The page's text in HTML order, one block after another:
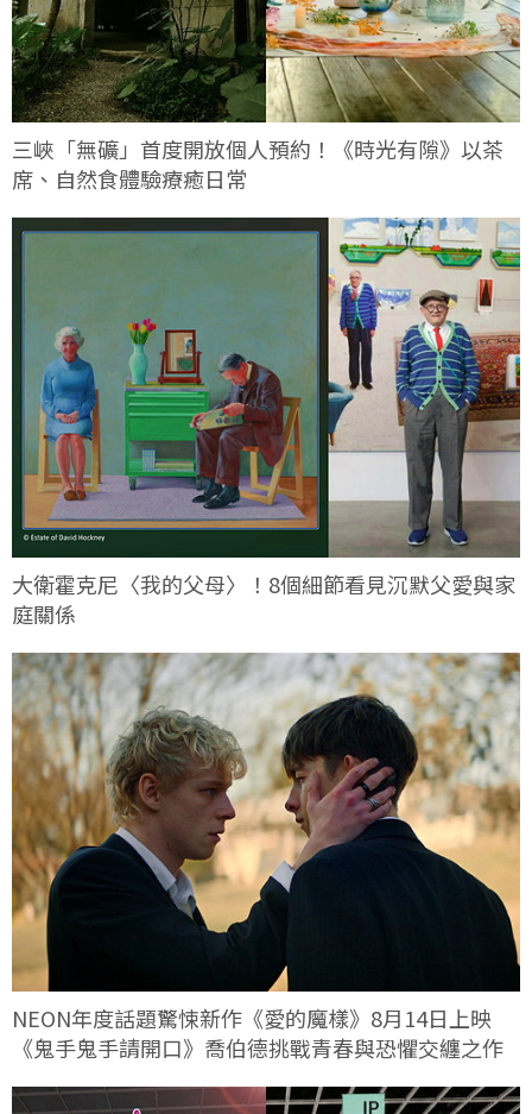
三峽「無礦」首度開放個人預約！《時光有隙》以茶
席、自然食體驗療癒日常
大衛霍克尼〈我的父母〉！8個細節看見沉默父愛與家
庭關係
NEON年度話題驚悚新作《愛的魔樣》8月14日上映
《鬼手鬼手請開口》喬伯德挑戰青春與恐懼交纏之作